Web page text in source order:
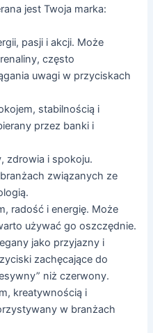
jest Twoja marka:
pasji i akcji. Może
często
uwagi w przyciskach
stabilnością i
przez banki i
zdrowia i spokoju.
związanych ze
radość i energię. Może
używać go oszczędnie.
jako przyjazny i
zachęcające do
niż czerwony.
kreatywnością i
w branżach